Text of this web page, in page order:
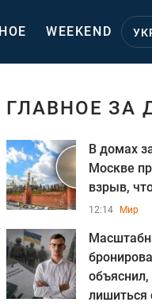
WEEKEND
ГЛАВНОЕ ЗА
В домах
Москве
взрыв,
12:14 Мир
лишиться